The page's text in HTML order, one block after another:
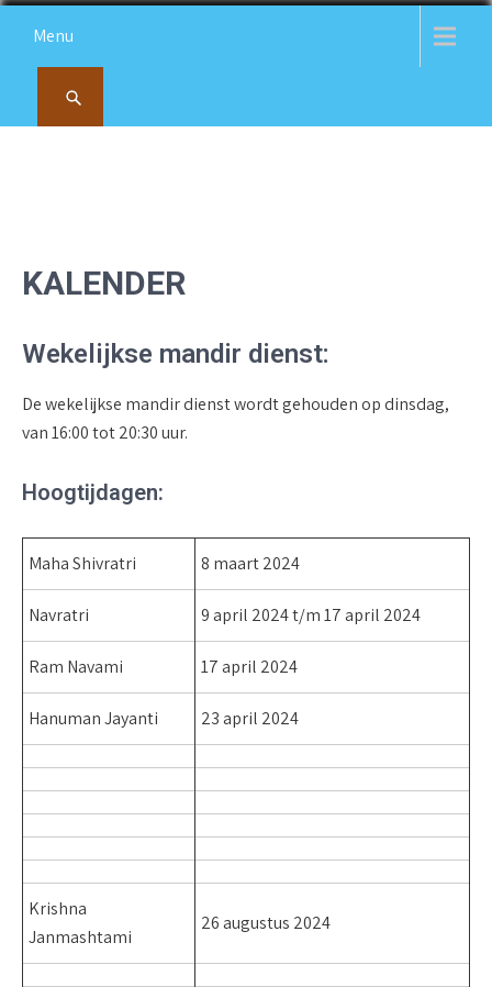
Menu
KALENDER
Wekelijkse mandir dienst:
De wekelijkse mandir dienst wordt gehouden op dinsdag,
van 16:00 tot 20:30 uur.
Hoogtijdagen:
Maha Shivratri 8 maart 2024
Navratri 9 april 2024 t/m 17 april 2024
Ram Navami 17 april 2024
Hanuman Jayanti 23 april 2024
Krishna
Janmashtami
26 augustus 2024